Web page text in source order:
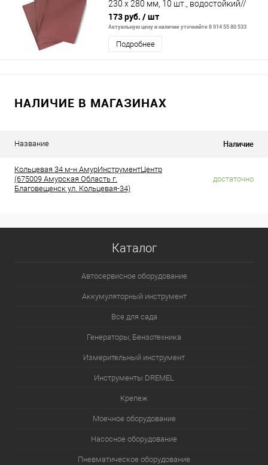
230 х 280 мм, 10 шт., водостойкий//
Matrix
173 руб. / шт
Актуальную цену и наличие уточняйте 8 914 55 80 533
Подробнее
НАЛИЧИЕ В МАГАЗИНАХ
Название Наличие
Кольцевая 34 м-н АмурИнструментЦентр
(675009 Амурская Область г.
Благовещенск ул. Кольцевая-34)
достаточно
Каталог
Автосервисное оборудование
Аккумуляторный инструмент
Все для сада
Генераторы, Бензотехника
Измерительный инструмент
Инструменты DREMEL
Крепеж
Моечное оборудование
Насосное оборудование
Пневматическое оборудование